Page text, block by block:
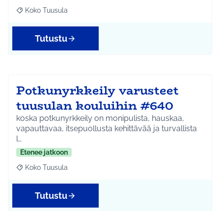
Rajaa tulokset aihepiirin mukaan: Koko Tuusula
Koko Tuusula
Tutustu
Potkunyrkkeily varusteet
tuusulan kouluihin #640
koska potkunyrkkeily on monipulista, hauskaa,
vapauttavaa, itsepuollusta kehittävää ja turvallista
l…
Etenee jatkoon
Rajaa tulokset aihepiirin mukaan: Koko Tuusula
Koko Tuusula
Tutustu